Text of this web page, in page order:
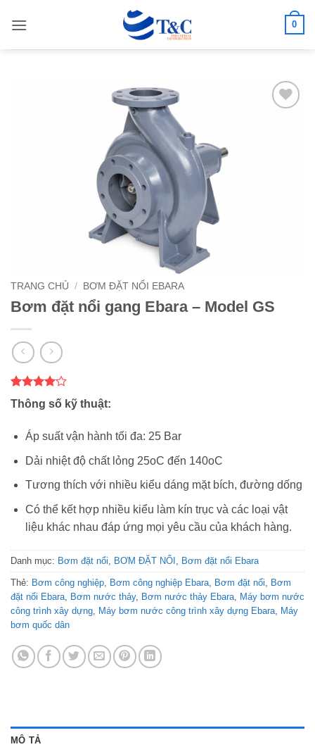
qua
0
TRANG CHỦ / BƠM ĐẶT NỔI EBARA
Bơm đặt nổi gang Ebara – Model GS
4trên 5
dựa trên
4
Thông số kỹ thuật:
Áp suất vận hành tối đa: 25 Bar
Dải nhiệt độ chất lỏng 25oC đến 140oC
Tương thích với nhiều kiểu dáng mặt bích, đường dống
Có thể kết hợp nhiều kiểu làm kín trục và các loại vật
liệu khác nhau đáp ứng mọi yêu cầu của khách hàng.
Danh mục: Bơm đặt nổi, BƠM ĐẶT NỔI , Bơm đặt nổi Ebara
Thẻ: Bơm công nghiệp, Bơm công nghiệp Ebara, Bơm đặt nổi, Bơm
đặt nổi Ebara, Bơm nước thảy, Bơm nước thảy Ebara, Máy bơm nước
công trình xây dựng, Máy bơm nước công trình xây dựng Ebara, Máy
bơm quốc dân
MÔ TẢ